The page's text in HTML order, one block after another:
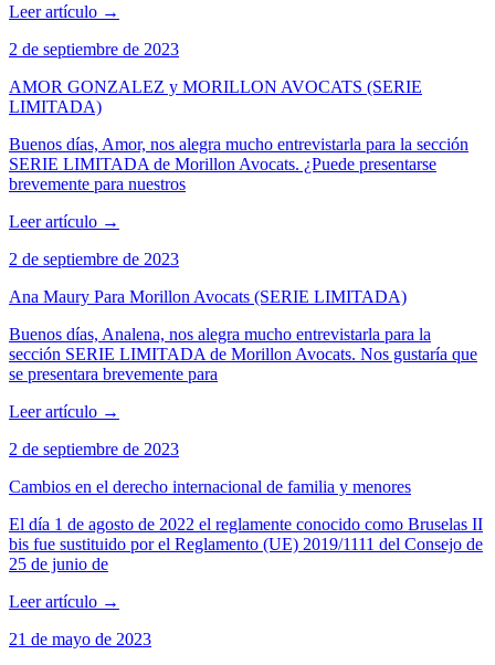
Leer artículo →
2 de septiembre de 2023
AMOR GONZALEZ y MORILLON AVOCATS (SERIE
LIMITADA)
Buenos días, Amor, nos alegra mucho entrevistarla para la sección
SERIE LIMITADA de Morillon Avocats. ¿Puede presentarse
brevemente para nuestros
Leer artículo →
2 de septiembre de 2023
Ana Maury Para Morillon Avocats (SERIE LIMITADA)
Buenos días, Analena, nos alegra mucho entrevistarla para la
sección SERIE LIMITADA de Morillon Avocats. Nos gustaría que
se presentara brevemente para
Leer artículo →
2 de septiembre de 2023
Cambios en el derecho internacional de familia y menores
El día 1 de agosto de 2022 el reglamente conocido como Bruselas II
bis fue sustituido por el Reglamento (UE) 2019/1111 del Consejo de
25 de junio de
Leer artículo →
21 de mayo de 2023